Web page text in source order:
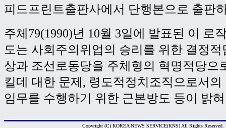
피드프린트출판사에서 단행본으로 출판
주체79(1990)년 10월 3일에 발표된 이 로
도는 사회주의위업의 승리를 위한 결정
상과 조선로동당을 주체형의 혁명적당으
킬데 대한 문제, 령도적정치조직으로서의
임무를 수행하기 위한 근본방도 등이 밝
Copyright (C) KOREA NEWS SERVICE(KNS) All Rights Reserved.